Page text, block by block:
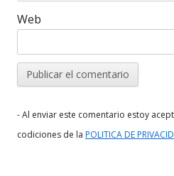
Web
- Al enviar este comentario estoy
codiciones de la POLITICA DE